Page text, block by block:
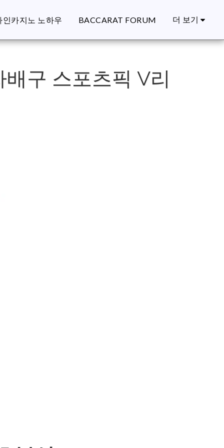
인카지노 노하우 BACCARAT FORUM 더 보기
구 스포츠픽 V리